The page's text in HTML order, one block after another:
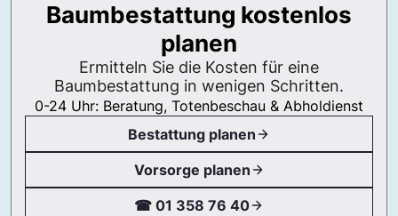
Baumbestattung kostenlos
planen
Ermitteln Sie die Kosten für eine
Baumbestattung in wenigen Schritten.
0-24 Uhr: Beratung, Totenbeschau & Abholdienst
Bestattung planen
Vorsorge planen
☎ 01 358 76 40